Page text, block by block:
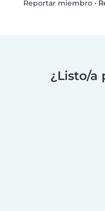
Reportar miembro•
¿Listo/a